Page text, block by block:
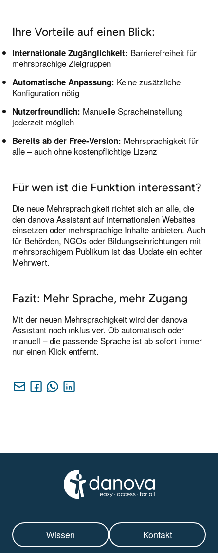
Ihre Vorteile auf einen Blick:
Internationale Zugänglichkeit: Barrierefreiheit für
mehrsprachige Zielgruppen
Automatische Anpassung: Keine zusätzliche
Konfiguration nötig
Nutzerfreundlich: Manuelle Spracheinstellung
jederzeit möglich
Bereits ab der Free-Version: Mehrsprachigkeit für
alle – auch ohne kostenpflichtige Lizenz
Für wen ist die Funktion interessant?
Die neue Mehrsprachigkeit richtet sich an alle, die
den danova Assistant auf internationalen Websites
einsetzen oder mehrsprachige Inhalte anbieten. Auch
für Behörden, NGOs oder Bildungseinrichtungen mit
mehrsprachigem Publikum ist das Update ein echter
Mehrwert.
Fazit: Mehr Sprache, mehr Zugang
Mit der neuen Mehrsprachigkeit wird der danova
Assistant noch inklusiver. Ob automatisch oder
manuell – die passende Sprache ist ab sofort immer
nur einen Klick entfernt.
Wissen Kontakt